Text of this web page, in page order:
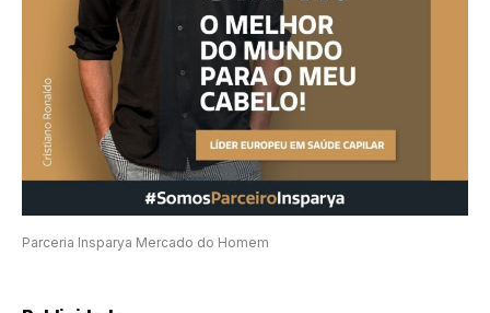
Parceria Insparya Mercado do Homem